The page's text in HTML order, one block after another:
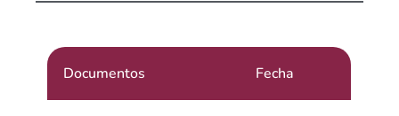
Documentos Fecha